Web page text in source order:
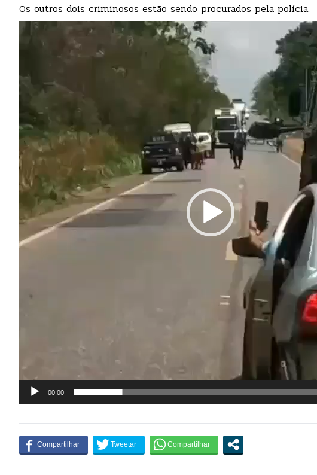
Os outros dois criminosos estão sendo procurados pela polícia.
Tocador
de
00:00